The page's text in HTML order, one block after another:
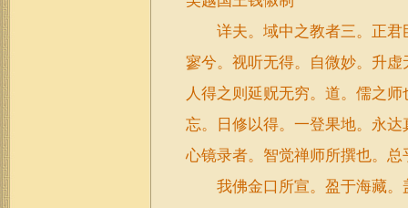
详夫。域中之教者三。正君
寥兮。视听无得。自微妙。升
人得之则延贶无穷。道。儒之
忘。日修以得。一登果地。永
心镜录者。智觉禅师所撰也。
我佛金口所宣。盈于海藏。